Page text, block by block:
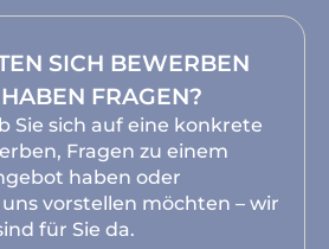
SICH BEWERBEN
FRAGEN?
Sie sich auf eine konkrete
Fragen zu einem
haben oder
vorstellen möchten – wir
für Sie da.